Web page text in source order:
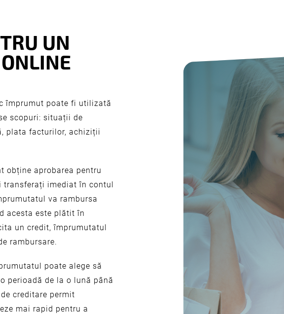
UN
împrumut poate fi utilizată
scopuri: situații de
plata facturilor, achiziții
obține aprobarea pentru
imediat în contul
va rambursa
acesta este plătit în
un credit, împrumutatul
rambursare.
poate alege să
perioadă de la o lună până
creditare permit
mai rapid pentru a